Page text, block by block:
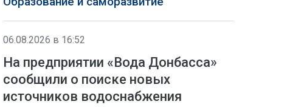
06.08.2026 в 16:52
На предприятии «Вода Донбасса»
сообщили о поиске новых
источников водоснабжения